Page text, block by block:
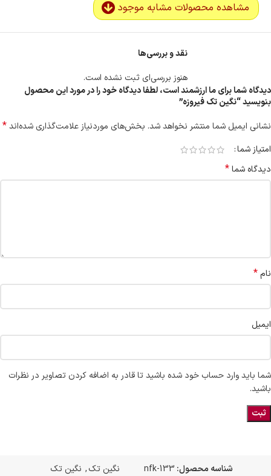
مشاهده محصولات مشابه موجود
نقد و بررسی‌ها
هنوز بررسی‌ای ثبت نشده است.
دیدگاه شما برای ما ارزشمند است، لطفا دیدگاه خود را در مورد این محصول
بنویسید “نگین تک فیروزه”
نشانی ایمیل شما منتشر نخواهد شد. بخش‌های موردنیاز علامت‌گذاری شده‌اند*
امتیاز شما
دیدگاه شما*
نام*
ایمیل
شما باید وارد حساب خود شده باشید تا قادر به اضافه کردن تصاویر در نظرات
باشید.
شناسه محصول: nfk-133 نگین تک, نگین تک